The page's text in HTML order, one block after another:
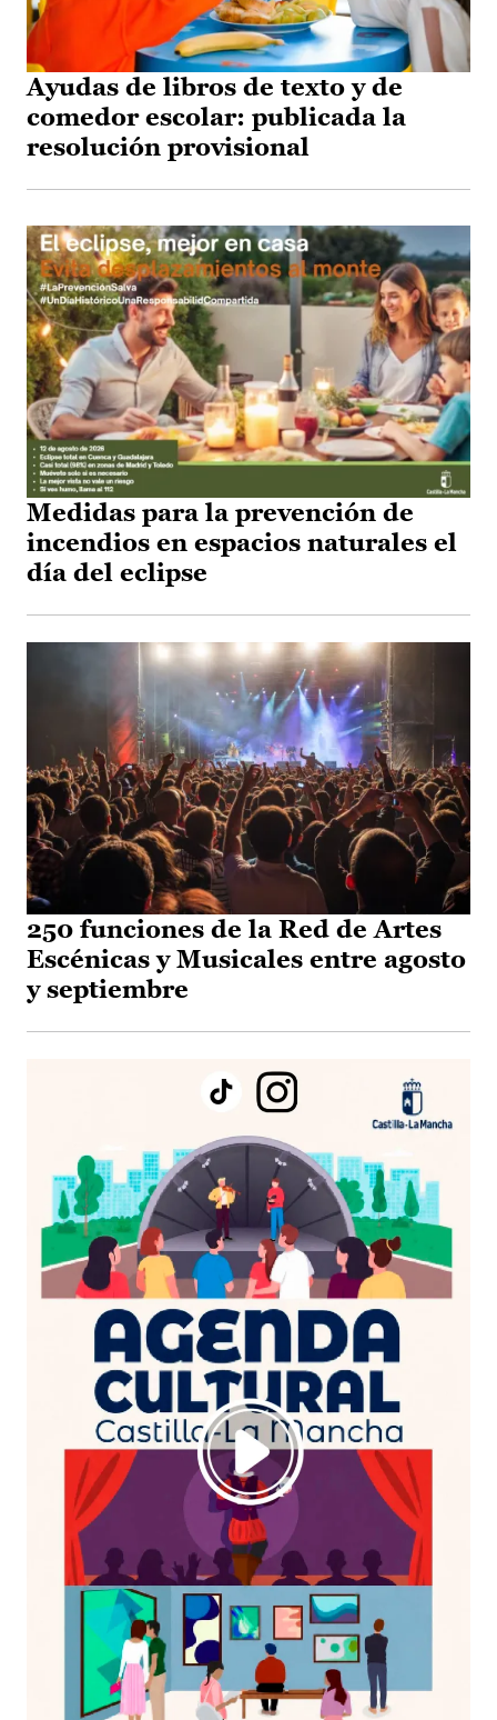
Ayudas de libros de texto y de
comedor escolar: publicada la
resolución provisional
Medidas para la prevención de
incendios en espacios naturales el
día del eclipse
250 funciones de la Red de Artes
Escénicas y Musicales entre agosto
y septiembre